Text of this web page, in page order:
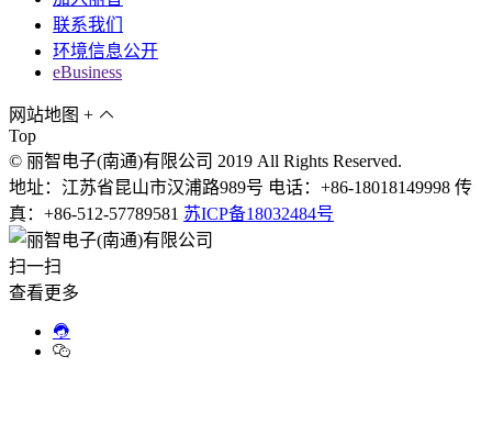
联系我们
环境信息公开
eBusiness
网站地图 +
Top
© 丽智电子(南通)有限公司 2019 All Rights Reserved.
地址：江苏省昆山市汉浦路989号 电话：+86-18018149998 传
真：+86-512-57789581 苏ICP备18032484号
扫一扫
查看更多